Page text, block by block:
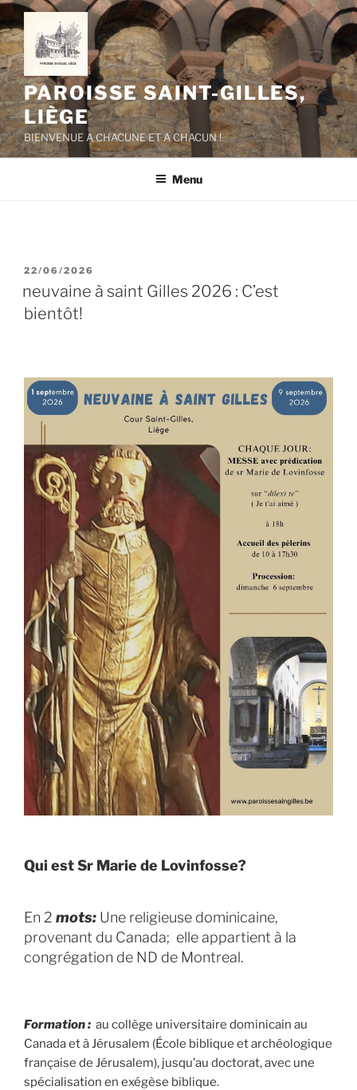
Aller
au
contenu
principal
PAROISSE SAINT-GILLES,
LIÈGE
BIENVENUE A CHACUNE ET A CHACUN !
Menu
PUBLIÉ
22/06/2026
neuvaine à saint Gilles 2026 : C’est
bientôt!
Qui est Sr Marie de Lovinfosse?
En 2 mots: Une religieuse dominicaine,
provenant du Canada; elle appartient à la
congrégation de ND de Montreal.
Formation : au collège universitaire dominicain au
Canada et à Jérusalem (École biblique et archéologique
française de Jérusalem), jusqu’au doctorat, avec une
spécialisation en exégèse biblique.